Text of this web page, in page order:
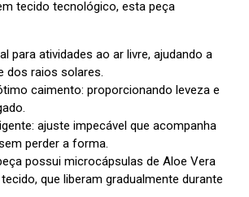
tecido tecnológico, esta peça
para atividades ao ar livre, ajudando a
dos raios solares.
caimento: proporcionando leveza e
ajuste impecável que acompanha
perder a forma.
possui microcápsulas de Aloe Vera
que liberam gradualmente durante